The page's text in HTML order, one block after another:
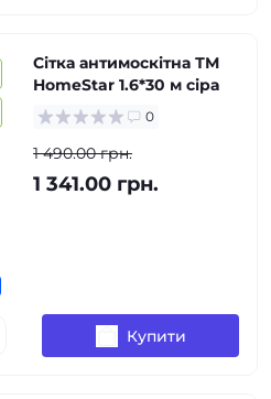
Сітка антимоскітна ТМ
HomeStar 1.6*30 м сіра
0
1 490.00 грн.
1 341.00 грн.
Купити